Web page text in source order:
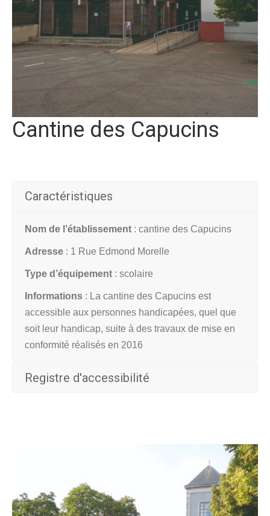
Cantine des Capucins
Caractéristiques
Nom de l’établissement : cantine des Capucins
Adresse : 1 Rue Edmond Morelle
Type d’équipement : scolaire
Informations : La cantine des Capucins est
accessible aux personnes handicapées, quel que
soit leur handicap, suite à des travaux de mise en
conformité réalisés en 2016
Registre d'accessibilité